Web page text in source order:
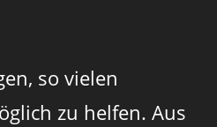
so vielen
zu helfen. Aus